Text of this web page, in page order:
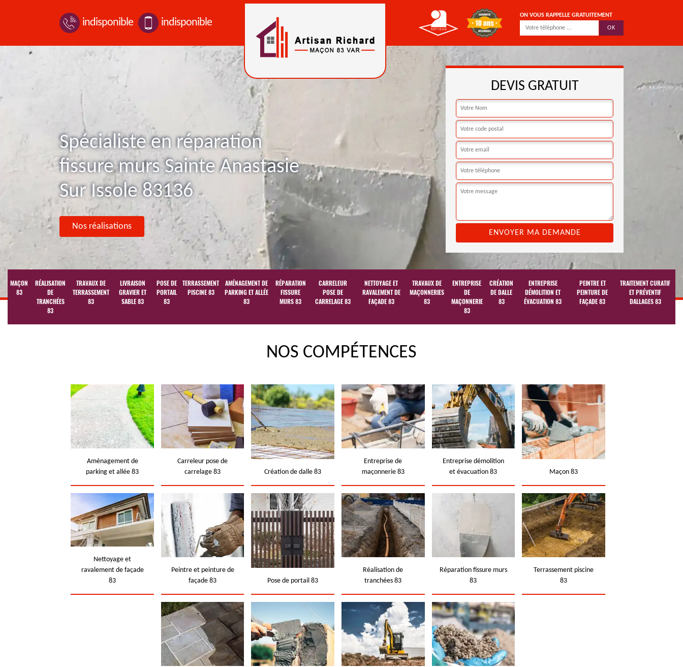
indisponible indisponible
ON VOUS RAPPELLE GRATUITEMENT
Spécialiste en réparation
fissure murs Sainte Anastasie
Sur Issole 83136
Nos réalisations
DEVIS GRATUIT
MAÇON
83
RÉALISATION
DE
TRANCHÉES
83
TRAVAUX DE
TERRASSEMENT
83
LIVRAISON
GRAVIER ET
SABLE 83
POSE DE
PORTAIL
83
TERRASSEMENT
PISCINE 83
AMÉNAGEMENT DE
PARKING ET ALLÉE
83
RÉPARATION
FISSURE
MURS 83
CARRELEUR
POSE DE
CARRELAGE 83
NETTOYAGE ET
RAVALEMENT DE
FAÇADE 83
TRAVAUX DE
MAÇONNERIES
83
ENTREPRISE
DE
MAÇONNERIE
83
CRÉATION
DE DALLE
83
ENTREPRISE
DÉMOLITION ET
ÉVACUATION 83
PEINTRE ET
PEINTURE DE
FAÇADE 83
TRAITEMENT CURATIF
ET PRÉVENTIF
DALLAGES 83
NOS COMPÉTENCES
Aménagement de
parking et allée 83
Carreleur pose de
carrelage 83
Création de dalle 83
Entreprise de
maçonnerie 83
Entreprise démolition
et évacuation 83
Maçon 83
Nettoyage et
ravalement de façade
83
Peintre et peinture de
façade 83
Pose de portail 83
Réalisation de
tranchées 83
Réparation fissure murs
83
Terrassement piscine
83